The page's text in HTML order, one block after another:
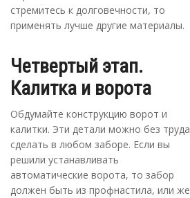
стремитесь к долговечности, то
применять лучше другие материалы.
Четвертый этап.
Калитка и ворота
Обдумайте конструкцию ворот и
калитки. Эти детали можно без труда
сделать в любом заборе. Если вы
решили устанавливать
автоматические ворота, то забор
должен быть из профнастила, или же